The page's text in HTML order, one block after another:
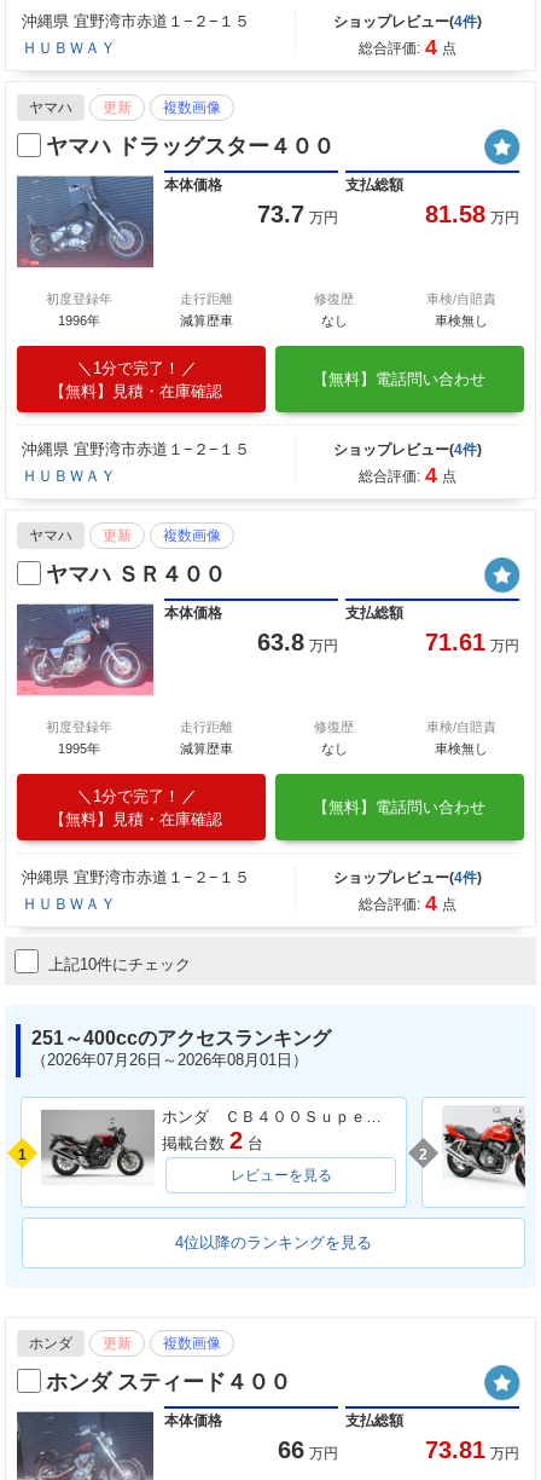
沖縄県 宜野湾市赤道１−２−１５
ＨＵＢＷＡＹ
ショップレビュー(4件)
総合評価: 4 点
ヤマハ 更新 複数画像
ヤマハ ドラッグスター４００
本体価格
73.7 万円
支払総額
81.58 万円
初度登録年
1996年
走行距離
減算歴車
修復歴
なし
車検/自賠責
車検無し
1分で完了！
【無料】見積・在庫確認
【無料】電話問い合わせ
沖縄県 宜野湾市赤道１−２−１５
ＨＵＢＷＡＹ
ショップレビュー(4件)
総合評価: 4 点
ヤマハ 更新 複数画像
ヤマハ ＳＲ４００
本体価格
63.8 万円
支払総額
71.61 万円
初度登録年
1995年
走行距離
減算歴車
修復歴
なし
車検/自賠責
車検無し
1分で完了！
【無料】見積・在庫確認
【無料】電話問い合わせ
沖縄県 宜野湾市赤道１−２−１５
ＨＵＢＷＡＹ
ショップレビュー(4件)
総合評価: 4 点
上記10件にチェック
251～400ccのアクセスランキング
（2026年07月26日～2026年08月01日）
1
掲載台数 2 台
レビューを見る
2
4位以降のランキングを見る
ホンダ 更新 複数画像
ホンダ スティード４００
本体価格
66 万円
支払総額
73.81 万円